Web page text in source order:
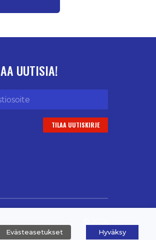
UUTISIA!
Evästeasetukset Hyväksy